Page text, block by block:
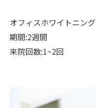
オフィスホワイトニング
期間:2週間
来院回数:1~2回